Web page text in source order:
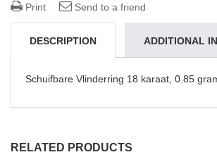
Print Send to a friend
DESCRIPTION ADDITIONAL
Schuifbare Vlinderring 18 karaat, 0.85
RELATED PRODUCTS